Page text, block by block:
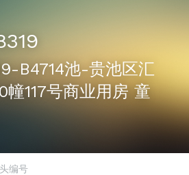
B4714池-贵池区汇
117号商业用房 童
编号